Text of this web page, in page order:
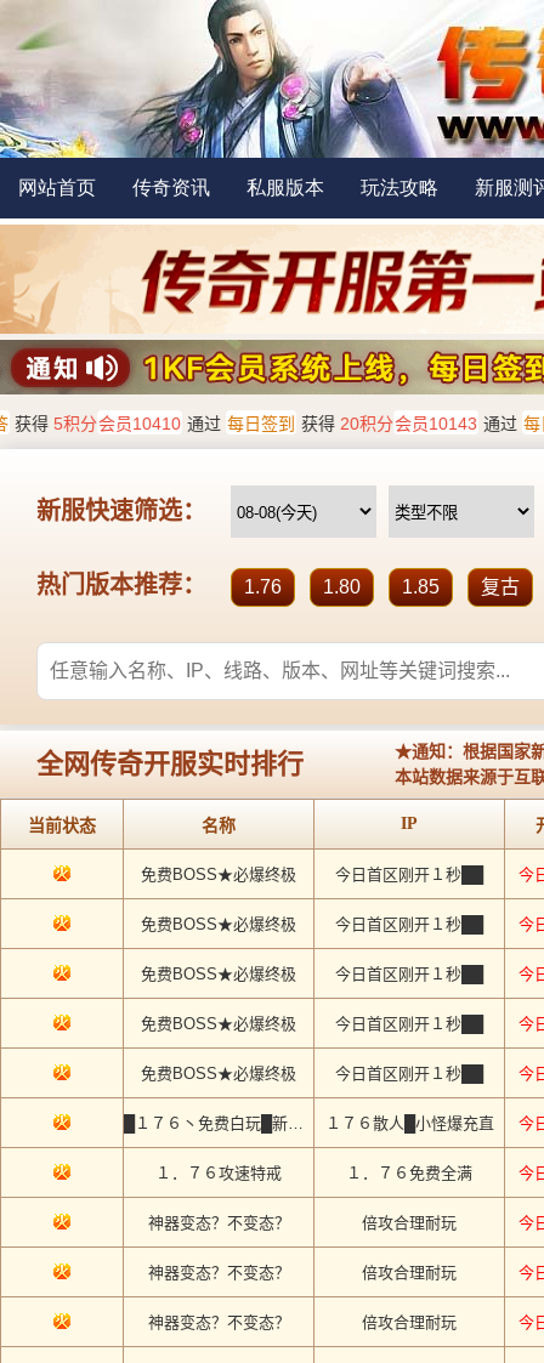
网站首页 传奇资讯 私服版本 玩法攻略 新服测